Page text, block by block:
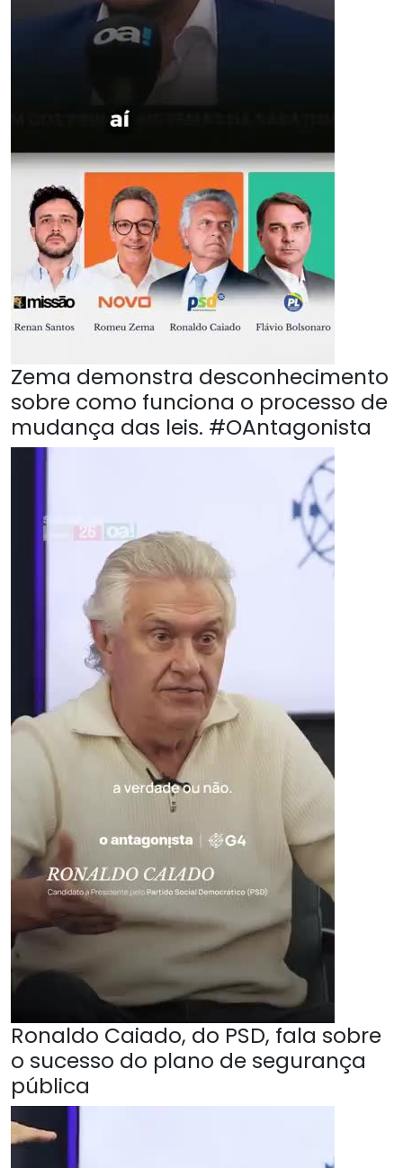
Zema demonstra desconhecimento
sobre como funciona o processo de
mudança das leis. #OAntagonista
Ronaldo Caiado, do PSD, fala sobre
o sucesso do plano de segurança
pública